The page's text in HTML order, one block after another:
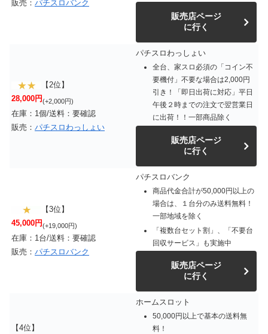
販売： パチスロバンク
販売店ページ
に行く
【2位】
28,000円(+2,000円)
在庫：1個/送料：要確認
販売： パチスロわっしょい
パチスロわっしょい
全台、家スロ必須の「コイン不
要機付」不要な場合は2,000円
引き！「即日出荷に対応」平日
午後２時までの注文で翌営業日
に出荷！！一部商品除く
販売店ページ
に行く
【3位】
45,000円(+19,000円)
在庫：1台/送料：要確認
販売： パチスロバンク
パチスロバンク
商品代金合計が50,000円以上の
場合は、１台分のみ送料無料！
一部地域を除く
「複数台セット割」、「不要台
回収サービス」も実施中
販売店ページ
に行く
【4位】
ホームスロット
50,000円以上で基本の送料無
料！